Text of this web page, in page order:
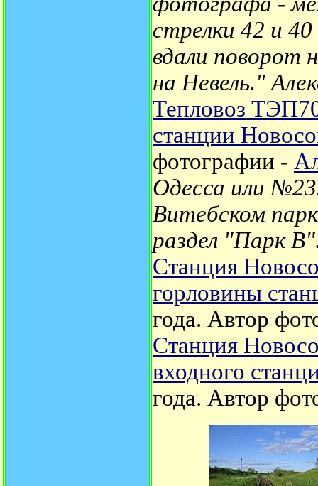
стрелки 42 и
вдали поворот
на Невель."
Тепловоз
станции
фотографии -
Одесса или
Витебском
раздел "Парк
Станция
горловины
года. Автор
Станция
входного
года. Автор